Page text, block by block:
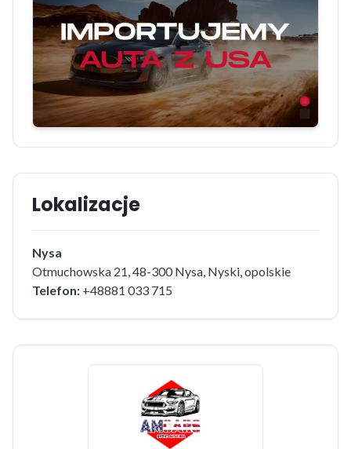
Lokalizacje
Nysa
Otmuchowska 21, 48-300 Nysa, Nyski, opolskie
Telefon: +48881 033 715